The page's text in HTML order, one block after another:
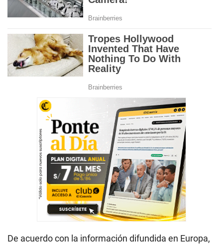
De acuerdo con la información difundida en Europa,